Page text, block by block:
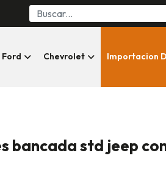
Ford Chevrolet Importacion
bancada std jeep